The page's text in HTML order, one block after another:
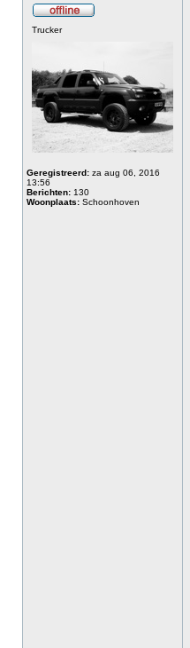
Trucker
Geregistreerd: za aug 06, 2016
13:56
Berichten: 130
Woonplaats: Schoonhoven